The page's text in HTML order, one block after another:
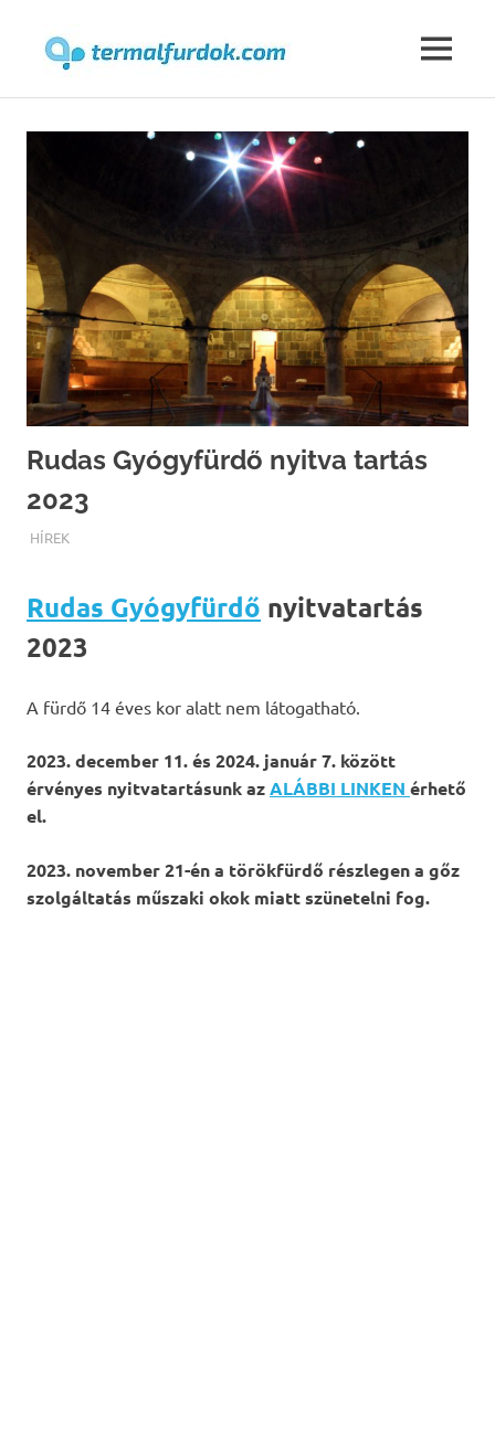
MENU
Rudas Gyógyfürdő nyitva tartás
2023
TERMALFURDOK.COM
HÍREK
Rudas Gyógyfürdő nyitvatartás
2023
A fürdő 14 éves kor alatt nem látogatható.
2023. december 11. és 2024. január 7. között
érvényes nyitvatartásunk azALÁBBI LINKEN érhető
el.
2023. november 21-én a törökfürdő részlegen a gőz
szolgáltatás műszaki okok miattszünetelni fog.